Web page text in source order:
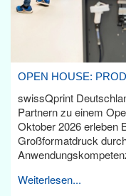
OPEN HOUSE:
swissQprint
Partnern zu einem
Oktober 2026 erleben
Großformatdruck
Weiterlesen...